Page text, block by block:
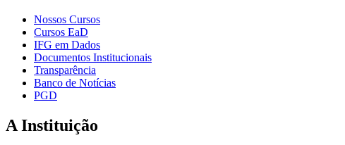
Nossos Cursos
Cursos EaD
IFG em Dados
Documentos Institucionais
Transparência
Banco de Notícias
PGD
A Instituição